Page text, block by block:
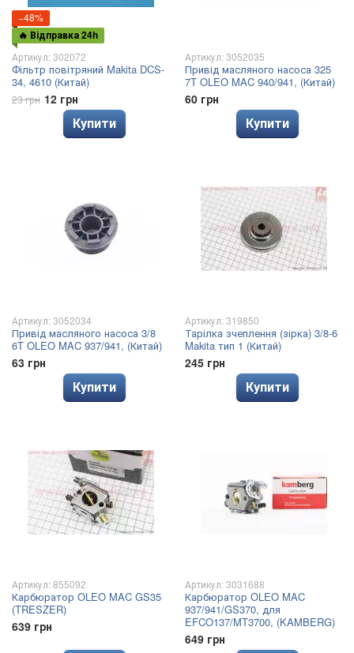
−48%
🔥 Відправка 24h
Артикул: 302072
Фільтр повітряний Makita DCS-
34, 4610 (Китай)
23 грн 12 грн
Купити
Артикул: 3052035
Привід масляного насоса 325
7T OLEO MAC 940/941, (Китай)
60 грн
Купити
Артикул: 3052034
Привід масляного насоса 3/8
6T OLEO MAC 937/941, (Китай)
63 грн
Купити
Артикул: 319850
Тарілка зчеплення (зірка) 3/8-6
Makita тип 1 (Китай)
245 грн
Купити
Артикул: 855092
Карбюратор OLEO MAC GS35
(TRESZER)
639 грн
Артикул: 3031688
Карбюратор OLEO MAC
937/941/GS370, для
EFCO137/MT3700, (KAMBERG)
649 грн